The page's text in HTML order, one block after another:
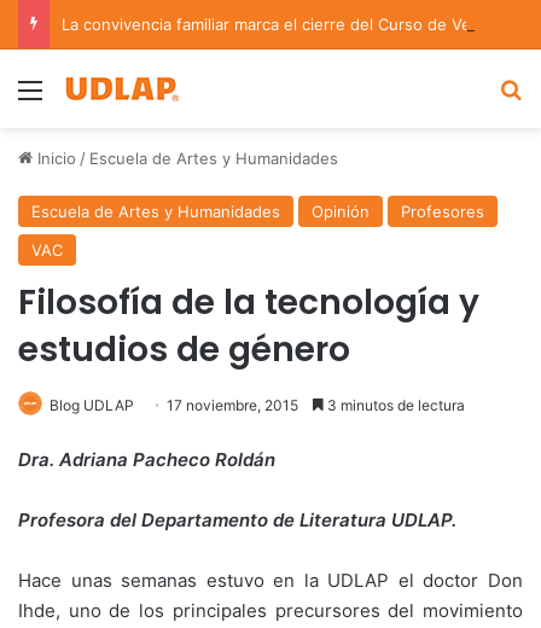
Menu
Inicio / Escuela de Artes y Humanidades
Escuela de Artes y Humanidades Opinión
Profesores
VAC
Filosofía de la tecnología y
estudios de género
Blog UDLAP 17 noviembre, 2015 3 minutos de lectura
Dra. Adriana Pacheco Roldán
Profesora del Departamento de Literatura UDLAP.
Hace unas semanas estuvo en la UDLAP el doctor Don
Ihde, uno de los principales precursores del movimiento